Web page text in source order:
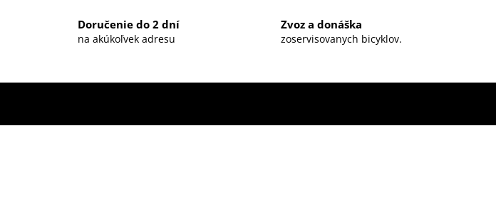
Doručenie do 2 dní
na akúkoľvek adresu
Zvoz a donáška
zoservisovanych bicyklov.